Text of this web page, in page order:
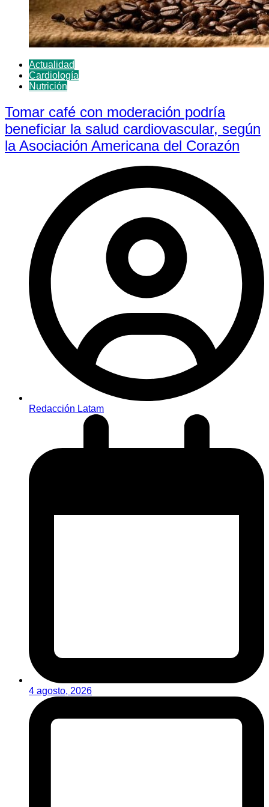
Actualidad
Cardiología
Nutrición
Tomar café con moderación podría
beneficiar la salud cardiovascular, según
la Asociación Americana del Corazón
Redacción Latam
4 agosto, 2026